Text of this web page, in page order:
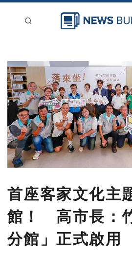
新聞稿分類
登入
刊登
首座客家文化主
館！ 高市長：
分館」正式啟用